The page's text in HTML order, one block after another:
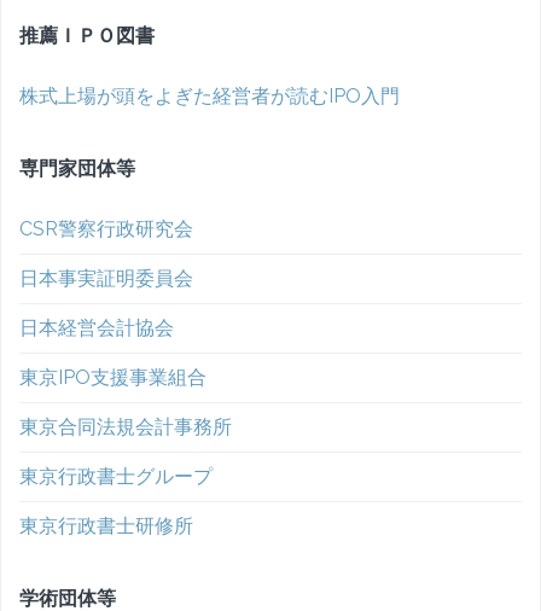
推薦ＩＰＯ図書
株式上場が頭をよぎた経営者が読むIPO入門
専門家団体等
CSR警察行政研究会
日本事実証明委員会
日本経営会計協会
東京IPO支援事業組合
東京合同法規会計事務所
東京行政書士グループ
東京行政書士研修所
学術団体等